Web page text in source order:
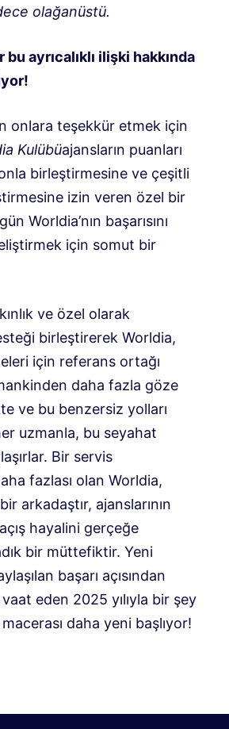
olağanüstü.
ayrıcalıklı ilişki hakkında
onlara teşekkür etmek için
Kulübüajansların puanları
birleştirmesine ve çeşitli
izin veren özel bir
Worldia’nın başarısını
için somut bir
ve özel olarak
birleştirerek Worldia,
için referans ortağı
daha fazla göze
ve bu benzersiz yolları
uzmanla, bu seyahat
Bir servis
fazlası olan Worldia,
arkadaştır, ajanslarının
hayalini gerçeğe
bir müttefiktir. Yeni
başarı açısından
eden 2025 yılıyla bir şey
daha yeni başlıyor!